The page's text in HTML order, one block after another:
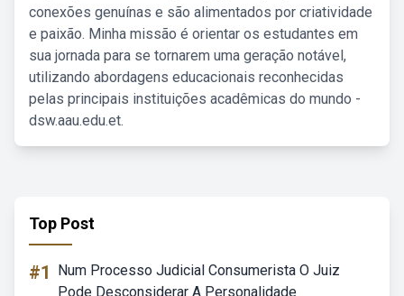
conexões genuínas e são alimentados por criatividade
e paixão. Minha missão é orientar os estudantes em
sua jornada para se tornarem uma geração notável,
utilizando abordagens educacionais reconhecidas
pelas principais instituições acadêmicas do mundo -
dsw.aau.edu.et.
Top Post
#1
Num Processo Judicial Consumerista O Juiz
Pode Desconsiderar A Personalidade